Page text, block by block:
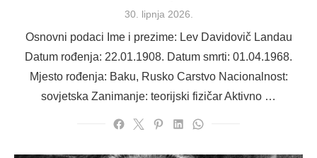
Posted
30. lipnja 2026.
Osnovni podaci Ime i prezime: Lev Davidovič Landau
Datum rođenja: 22.01.1908. Datum smrti: 01.04.1968.
Mjesto rođenja: Baku, Rusko Carstvo Nacionalnost:
sovjetska Zanimanje: teorijski fizičar Aktivno …